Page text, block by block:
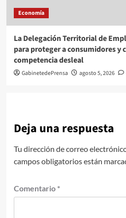
Economía
La Delegación Territorial de
para proteger a consumidores y
competencia desleal
GabinetedePrensa agosto 5, 2026
Deja una respuesta
Tu dirección de correo
campos obligatorios están
Comentario *